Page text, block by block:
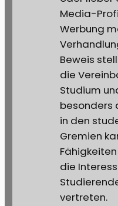
Media-
Werbung
Beweis
die
Studium
besonders
in den
Gremien
die
vertreten.